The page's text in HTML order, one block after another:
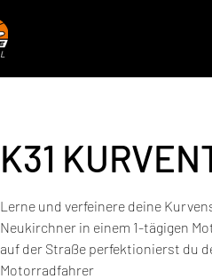
K31
Lerne und verfeinere deine
Neukirchner in einem 1-tägigen
auf der Straße perfektionierst du
Motorradfahrer